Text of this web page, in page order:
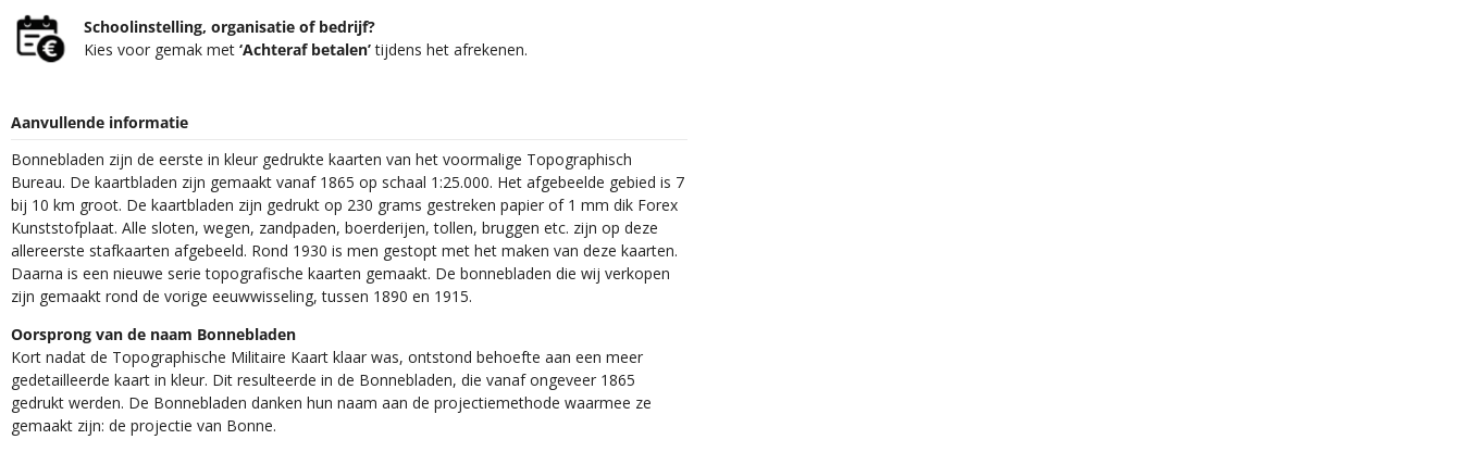
Schoolinstelling, organisatie of bedrijf?
Kies voor gemak met‘Achteraf betalen’tijdens het afrekenen.
Aanvullende informatie
Bonnebladen zijn de eerste in kleur gedrukte kaarten van het voormalige Topographisch
Bureau. De kaartbladen zijn gemaakt vanaf 1865 op schaal 1:25.000. Het afgebeelde gebied is 7
bij 10 km groot. De kaartbladen zijn gedrukt op 230 grams gestreken papier of 1 mm dik Forex
Kunststofplaat. Alle sloten, wegen, zandpaden, boerderijen, tollen, bruggen etc. zijn op deze
allereerste stafkaarten afgebeeld. Rond 1930 is men gestopt met het maken van deze kaarten.
Daarna is een nieuwe serie topografische kaarten gemaakt. De bonnebladen die wij verkopen
zijn gemaakt rond de vorige eeuwwisseling, tussen 1890 en 1915.
Oorsprong van de naam Bonnebladen
Kort nadat de Topographische Militaire Kaart klaar was, ontstond behoefte aan een meer
gedetailleerde kaart in kleur. Dit resulteerde in de Bonnebladen, die vanaf ongeveer 1865
gedrukt werden. De Bonnebladen danken hun naam aan de projectiemethode waarmee ze
gemaakt zijn: de projectie van Bonne.